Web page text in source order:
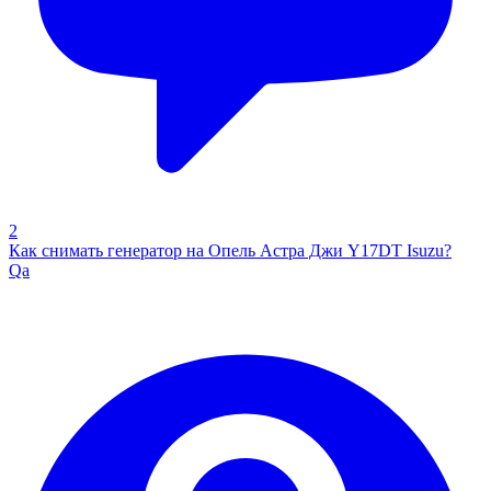
2
Как снимать генератор на Опель Астра Джи Y17DT Isuzu?
Qa